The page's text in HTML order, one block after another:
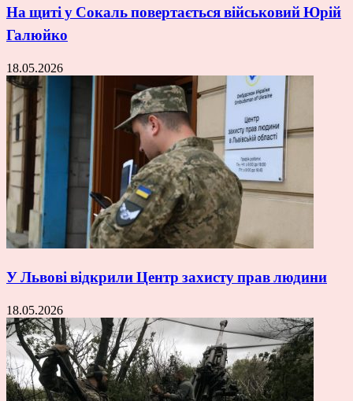
На щиті у Сокаль повертається військовий Юрій
Галюйко
18.05.2026
У Львові відкрили Центр захисту прав людини
18.05.2026